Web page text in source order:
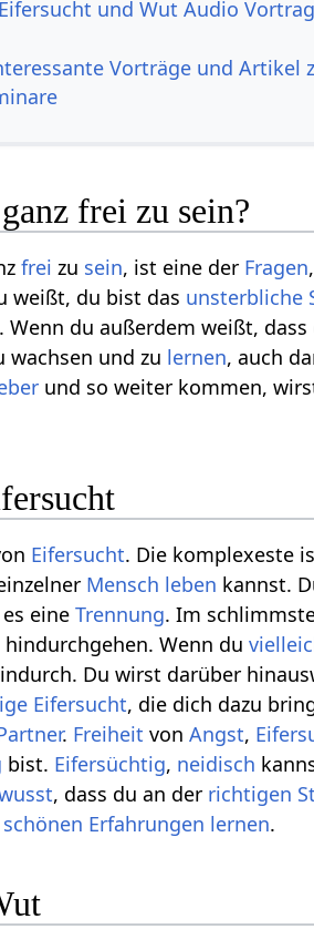
und Wut Audio Vortrag
Vorträge und Artikel
frei zu sein?
frei zu sein, ist eine der Fragen
weißt, du bist das unsterbliche
. Wenn du außerdem weißt,
wachsen und zu lernen, auch
und so weiter kommen,
Eifersucht. Die komplexeste
Mensch leben kannst.
eineTrennung. Im
hindurchgehen. Wenn du
Du wirst darüber
Eifersucht, die dich dazu
. Freiheit vonAngst,
bist. Eifersüchtig, neidisch
, dass du an der richtigen
schönen Erfahrungen lernen.